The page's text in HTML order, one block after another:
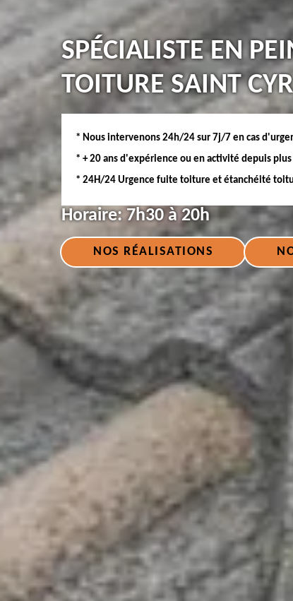
SPÉCIALISTE EN
TOITURE SAINT
* Nous intervenons 24h/24 sur 7j/7 en cas
* + 20 ans d'expérience ou en activité depuis plus
* 24H/24 Urgence fuite toiture et étanchéité
Horaire:7h30 à 20h
NOS RÉALISATIONS